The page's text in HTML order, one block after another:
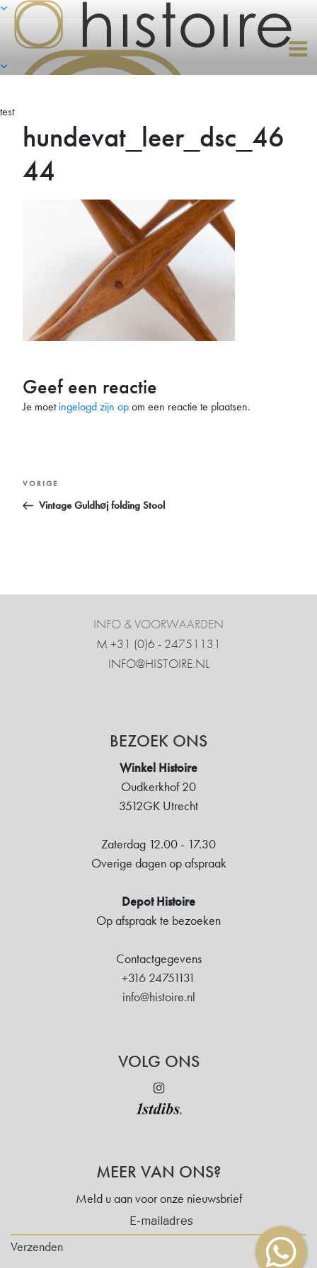
Naar
inhoud
springen
test
hundevat_leer_dsc_46
44
Geef een reactie
Je moetingelogd zijn opom een reactie te plaatsen.
Bericht
navigatie
Vorig
bericht
VORIGE
Vintage Guldhøj folding Stool
INFO & VOORWAARDEN
M +31 ‍(0)6 - 24751131
INFO@HISTOIRE.NL
BEZOEK ONS
Winkel Histoire
Oudkerkhof 20
3512GK Utrecht
Zaterdag 12.00 - 17.30
Overige dagen op afspraak
Depot Histoire
Op afspraak te bezoeken
Contactgegevens
+316 24751131
info@histoire.nl
VOLG ONS
MEER VAN ONS?
Meld u aan voor onze nieuwsbrief